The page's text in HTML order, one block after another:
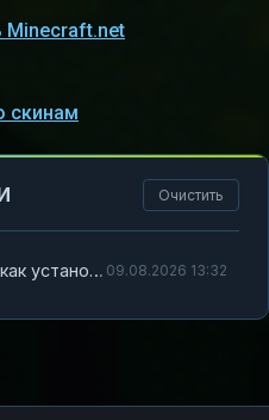
скинам
Очистить
Legacy Launcher Minecraft как установить скин — полный гид для ярких героев 09.08.2026 13:32